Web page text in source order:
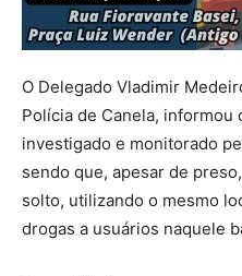
O Delegado Vladimir
Polícia de Canela,
investigado e monitorado
sendo que, apesar de
solto, utilizando o mesmo
drogas a usuários naquele